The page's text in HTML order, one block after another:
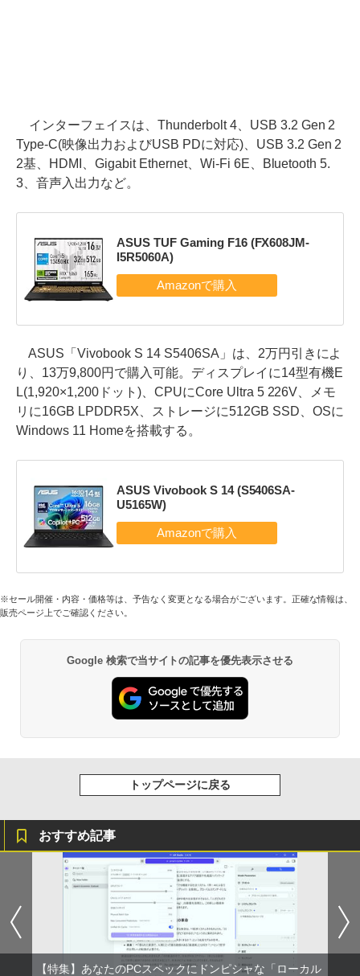
インターフェイスは、Thunderbolt 4、USB 3.2 Gen 2
Type-C(映像出力およびUSB PDに対応)、USB 3.2 Gen 2
2基、HDMI、Gigabit Ethernet、Wi-Fi 6E、Bluetooth 5.
3、音声入出力など。
ASUS TUF Gaming F16 (FX608JM-
I5R5060A)
ASUS「Vivobook S 14 S5406SA」は、2万円引きによ
り、13万9,800円で購入可能。ディスプレイに14型有機E
L(1,920×1,200ドット)、CPUにCore Ultra 5 226V、メモ
リに16GB LPDDR5X、ストレージに512GB SSD、OSに
Windows 11 Homeを搭載する。
ASUS Vivobook S 14 (S5406SA-
U5165W)
※セール開催・内容・価格等は、予告なく変更となる場合がございます。正確な情報は、
販売ページ上でご確認ください。
Google 検索で当サイトの記事を優先表示させる
トップページに戻る
おすすめ記事
【特集】あなたのPCスペックにドンピシャな「ローカル